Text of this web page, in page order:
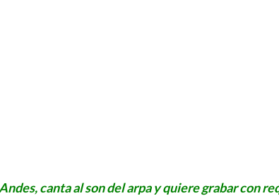
canta al son del arpa y quiere grabar con